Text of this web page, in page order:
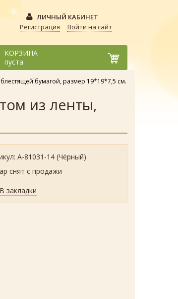
ЛИЧНЫЙ КАБИНЕТ
Регистрация
Войти на сайт
КОРЗИНА
пуста
бумагой, размер 19*19*7,5 см.
из ленты,
А-81031-14 (Чёрный)
снят с продажи
В закладки